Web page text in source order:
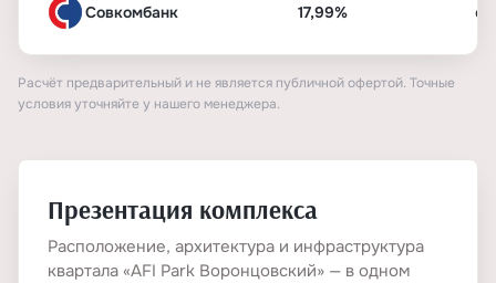
Совкомбанк 17,99%
Расчёт предварительный и не является публичной офертой. Точные
условия уточняйте у нашего менеджера.
Презентация комплекса
Расположение, архитектура и инфраструктура
квартала «AFI Park Воронцовский» — в одном